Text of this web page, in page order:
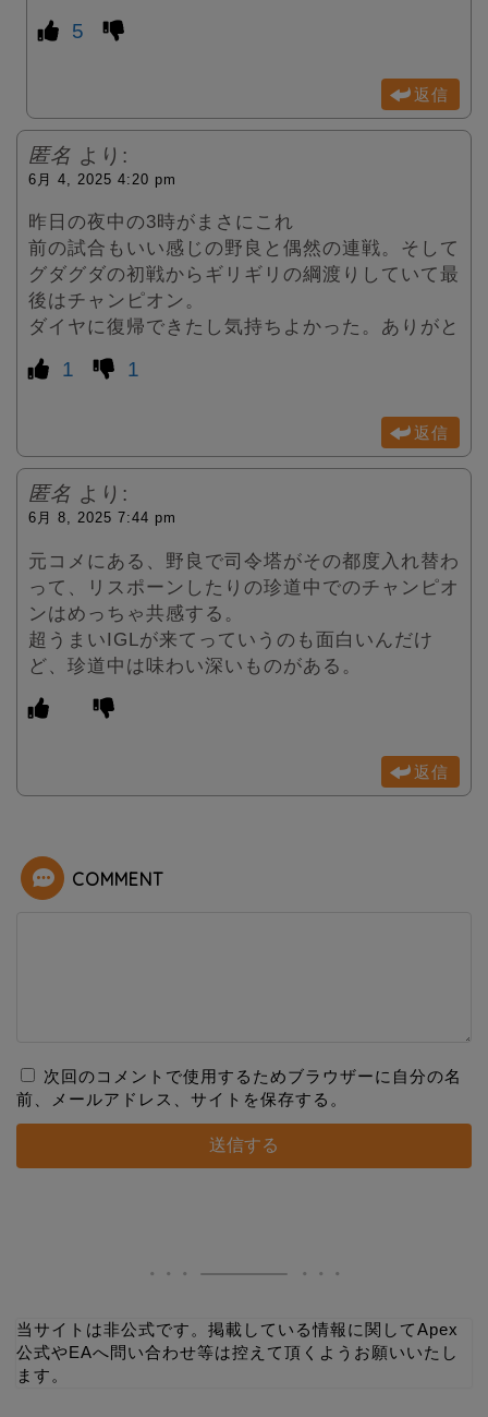
5
返信
匿名 より:
6月 4, 2025 4:20 pm
昨日の夜中の3時がまさにこれ
前の試合もいい感じの野良と偶然の連戦。そして
グダグダの初戦からギリギリの綱渡りしていて最
後はチャンピオン。
ダイヤに復帰できたし気持ちよかった。ありがと
1 1
返信
匿名 より:
6月 8, 2025 7:44 pm
元コメにある、野良で司令塔がその都度入れ替わ
って、リスポーンしたりの珍道中でのチャンピオ
ンはめっちゃ共感する。
超うまいIGLが来てっていうのも面白いんだけ
ど、珍道中は味わい深いものがある。
返信
COMMENT
次回のコメントで使用するためブラウザーに自分の名
前、メールアドレス、サイトを保存する。
当サイトは非公式です。掲載している情報に関してApex
公式やEAへ問い合わせ等は控えて頂くようお願いいたし
ます。